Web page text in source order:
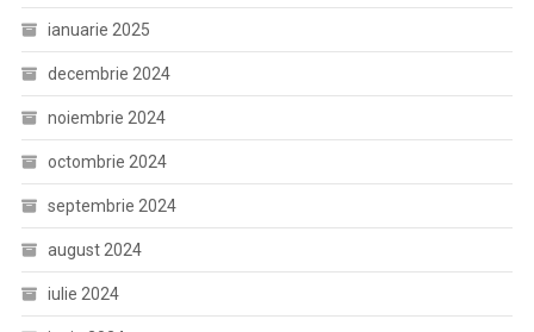
ianuarie 2025
decembrie 2024
noiembrie 2024
octombrie 2024
septembrie 2024
august 2024
iulie 2024